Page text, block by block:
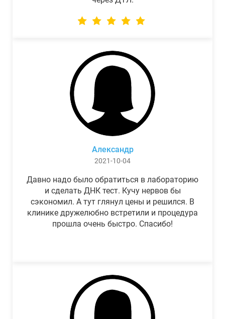
Александр
2021-10-04
Давно надо было обратиться в лабораторию
и сделать ДНК тест. Кучу нервов бы
сэкономил. А тут глянул цены и решился. В
клинике дружелюбно встретили и процедура
прошла очень быстро. Спасибо!